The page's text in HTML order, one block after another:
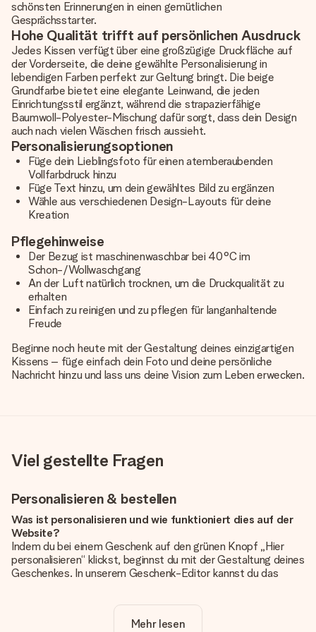
schönsten Erinnerungen in einen gemütlichen
Gesprächsstarter.
Hohe Qualität trifft auf persönlichen Ausdruck
Jedes Kissen verfügt über eine großzügige Druckfläche auf
der Vorderseite, die deine gewählte Personalisierung in
lebendigen Farben perfekt zur Geltung bringt. Die beige
Grundfarbe bietet eine elegante Leinwand, die jeden
Einrichtungsstil ergänzt, während die strapazierfähige
Baumwoll-Polyester-Mischung dafür sorgt, dass dein Design
auch nach vielen Wäschen frisch aussieht.
Personalisierungsoptionen
Füge dein Lieblingsfoto für einen atemberaubenden
Vollfarbdruck hinzu
Füge Text hinzu, um dein gewähltes Bild zu ergänzen
Wähle aus verschiedenen Design-Layouts für deine
Kreation
Pflegehinweise
Der Bezug ist maschinenwaschbar bei 40°C im
Schon-/Wollwaschgang
An der Luft natürlich trocknen, um die Druckqualität zu
erhalten
Einfach zu reinigen und zu pflegen für langanhaltende
Freude
Beginne noch heute mit der Gestaltung deines einzigartigen
Kissens – füge einfach dein Foto und deine persönliche
Nachricht hinzu und lass uns deine Vision zum Leben erwecken.
Viel gestellte Fragen
Personalisieren & bestellen
Was ist personalisieren und wie funktioniert dies auf der
Website?
Indem du bei einem Geschenk auf den grünen Knopf „Hier
personalisieren“ klickst, beginnst du mit der Gestaltung deines
Geschenkes. In unserem Geschenk-Editor kannst du das
noch eines unserer angebotenen Designs, um deinem
Geschenk die perfekte Ausstrahlung zu verleihen.
Mehr lesen